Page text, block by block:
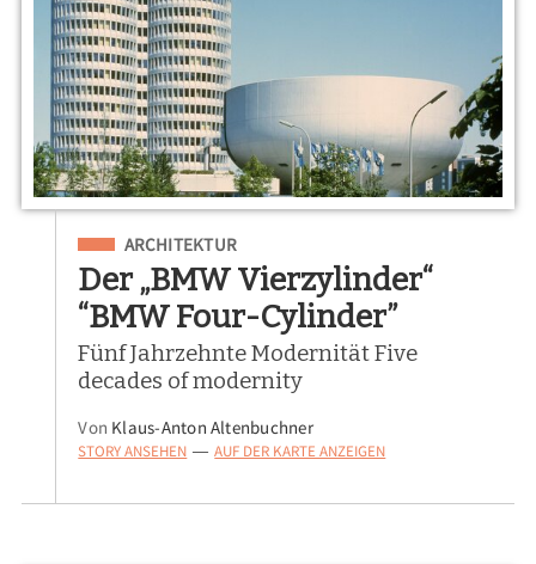
Eingeordnet unter
ARCHITEKTUR
Der „BMW Vierzylinder“
“BMW Four-Cylinder”
Fünf Jahrzehnte Modernität Five
decades of modernity
Von Klaus-Anton Altenbuchner
STORY ANSEHEN — AUF DER KARTE ANZEIGEN